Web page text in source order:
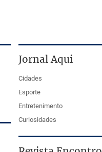
Jornal Aqui
Cidades
Esporte
Entretenimento
Curiosidades